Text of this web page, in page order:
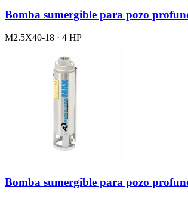
Bomba sumergible para pozo
M2.5X40-18 · 4 HP
Bomba sumergible para pozo